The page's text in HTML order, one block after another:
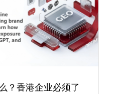
？香港企业必须了